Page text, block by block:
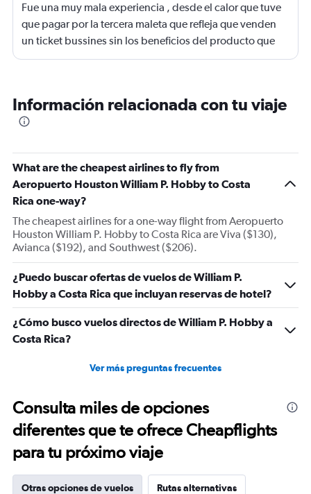
Fue una muy mala experiencia , desde el calor que tuve
que pagar por la tercera maleta que refleja que venden
un ticket bussines sin los beneficios del producto que
ofrecen . Uno va sentado todo el vuelo , no es bussines ,
Información relacionada con tu viaje
What are the cheapest airlines to fly from
Aeropuerto Houston William P. Hobby to Costa
Rica one-way?
The cheapest airlines for a one-way flight from Aeropuerto
Houston William P. Hobby to Costa Rica are Viva ($130),
Avianca ($192), and Southwest ($206).
¿Puedo buscar ofertas de vuelos de William P.
Hobby a Costa Rica que incluyan reservas de hotel?
¿Cómo busco vuelos directos de William P. Hobby a
Costa Rica?
Ver más preguntas frecuentes
Consulta miles de opciones
diferentes que te ofrece Cheapflights
para tu próximo viaje
Otras opciones de vuelos Rutas alternativas